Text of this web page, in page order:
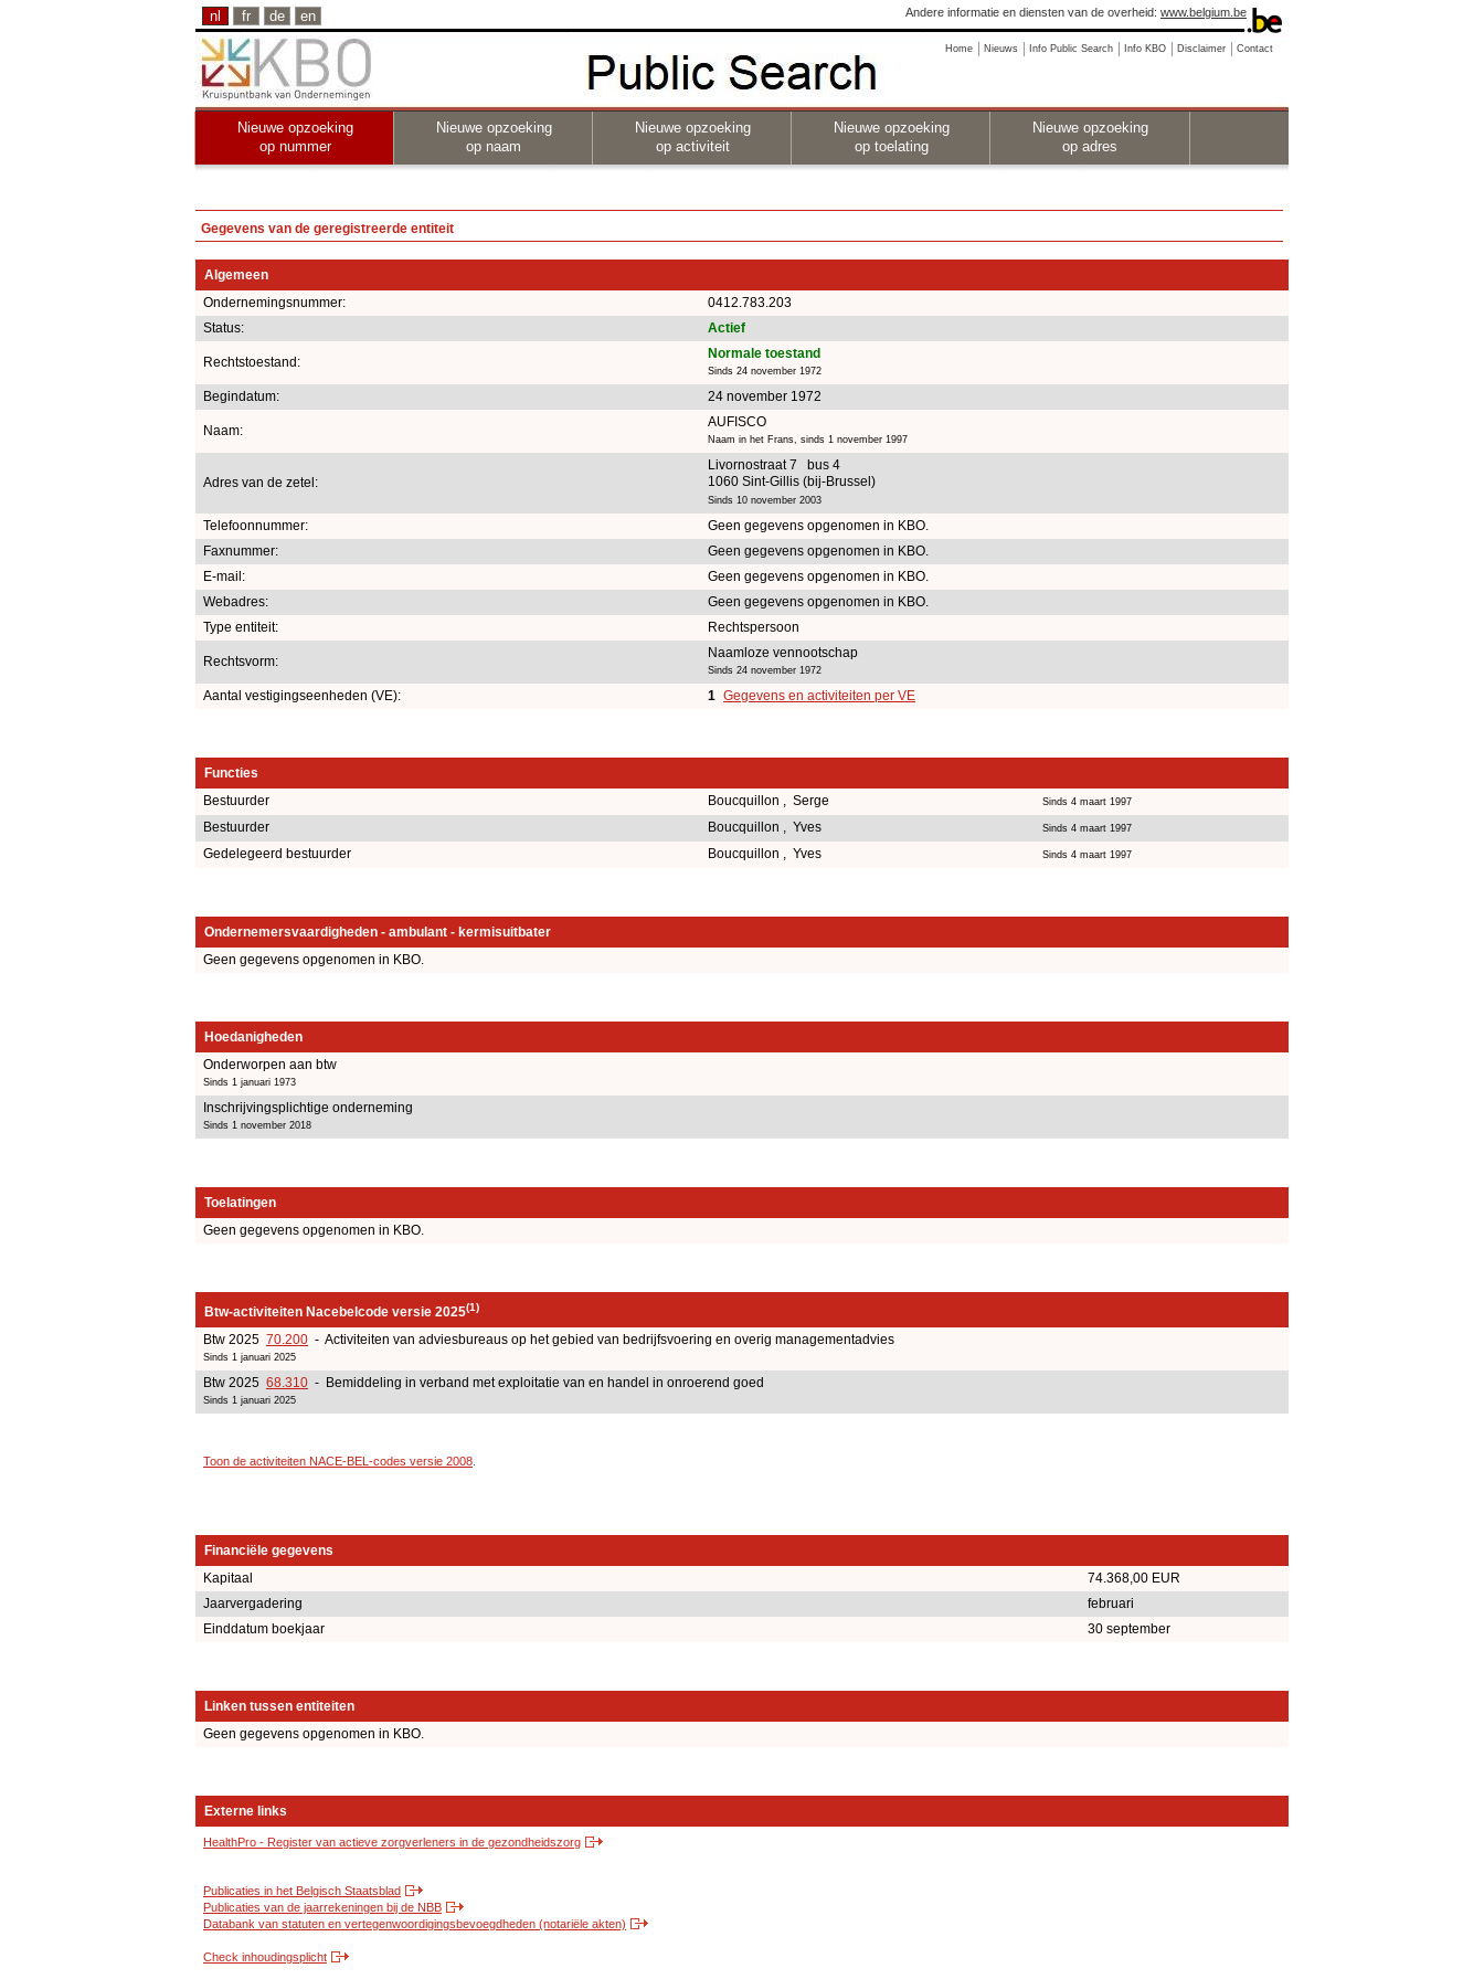
nl fr de en Andere informatie en diensten van de overheid: www.belgium.be
Home Nieuws Info Public Search Info KBO Disclaimer Contact
Nieuwe opzoeking
op nummer
Nieuwe opzoeking
op naam
Nieuwe opzoeking
op activiteit
Nieuwe opzoeking
op toelating
Nieuwe opzoeking
op adres
Gegevens van de geregistreerde entiteit
Algemeen
Ondernemingsnummer:
0412.783.203
Status:
Actief
Rechtstoestand:
Normale toestand
Sinds 24 november 1972
Begindatum: 24 november 1972
Naam:
AUFISCO
Naam in het Frans, sinds 1 november 1997
Adres van de zetel:
Livornostraat 7 bus 4
1060 Sint-Gillis (bij-Brussel)
Sinds 10 november 2003
Telefoonnummer:
Geen gegevens opgenomen in KBO.
Faxnummer:
Geen gegevens opgenomen in KBO.
E-mail:
Geen gegevens opgenomen in KBO.
Webadres:
Geen gegevens opgenomen in KBO.
Type entiteit:
Rechtspersoon
Rechtsvorm:
Naamloze vennootschap
Sinds 24 november 1972
Aantal vestigingseenheden (VE): 1 Gegevens en activiteiten per VE
Functies
Bestuurder
Boucquillon , Serge Sinds 4 maart 1997
Bestuurder Boucquillon , Yves Sinds 4 maart 1997
Gedelegeerd bestuurder Boucquillon , Yves Sinds 4 maart 1997
Ondernemersvaardigheden - ambulant - kermisuitbater
Geen gegevens opgenomen in KBO.
Hoedanigheden
Onderworpen aan btw
Sinds 1 januari 1973
Inschrijvingsplichtige onderneming
Sinds 1 november 2018
Toelatingen
Geen gegevens opgenomen in KBO.
Btw-activiteiten Nacebelcode versie 2025(1)
Btw 2025 70.200 - Activiteiten van adviesbureaus op het gebied van bedrijfsvoering en overig managementadvies
Sinds 1 januari 2025
Btw 2025 68.310 - Bemiddeling in verband met exploitatie van en handel in onroerend goed
Sinds 1 januari 2025
Toon de activiteiten NACE-BEL-codes versie 2008
Financiële gegevens
Kapitaal
74.368,00 EUR
Jaarvergadering
februari
Einddatum boekjaar
30 september
Linken tussen entiteiten
Geen gegevens opgenomen in KBO.
Externe links
HealthPro - Register van actieve zorgverleners in de gezondheidszorg
Publicaties in het Belgisch Staatsblad
Publicaties van de jaarrekeningen bij de NBB
Databank van statuten en vertegenwoordigingsbevoegdheden (notariële akten)
Check inhoudingsplicht